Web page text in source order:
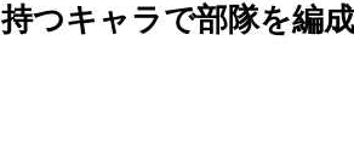
つキャラで部隊を編